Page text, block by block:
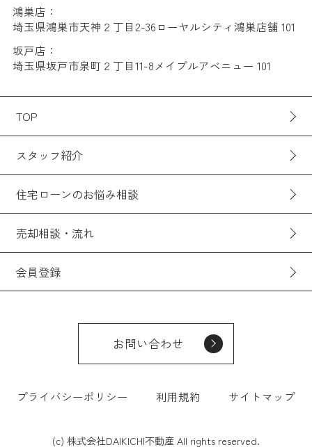
鴻巣店：
埼玉県鴻巣市天神２丁目2-36ローヤルシティ鴻巣店舗 101
坂戸店：
埼玉県坂戸市泉町２丁目11-8メイプルアベニュー 101
TOP
スタッフ紹介
住宅ローンのお悩み相談
売却相談・流れ
会員登録
お問い合わせ
プライバシーポリシー 利用規約 サイトマップ
(c) 株式会社DAIKICHI不動産 All rights reserved.